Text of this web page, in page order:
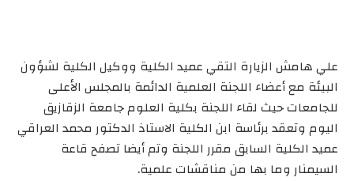
علي هامش الزيارة التقي عميد الكلية ووكيل الكلية لشؤون
البيئة مع أعضاء اللجنة العلمية الدائمة بالمجلس الأعلى
للجامعات حيث لقاء اللجنة بكلية العلوم جامعة الزقازيق
اليوم وتعقد برئاسة ابن الكلية الاستاذ الدكتور محمد العراقي
عميد الكلية السابق مقرر اللجنة وتم أيضا تصفح قاعة
السيمنار وما بها من مناقشات علمية.